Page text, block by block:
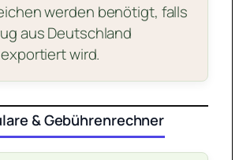
werden benötigt, falls
aus Deutschland
wird.
& Gebührenrechner